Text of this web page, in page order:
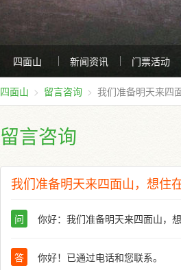
四面山 新闻资讯 门票活动
四面山 留言咨询 我们准备明天来四
留言咨询
我们准备明天来四面山，想住
问 你好：我们准备明天来四面山，
答 你好！已通过电话和您联系。